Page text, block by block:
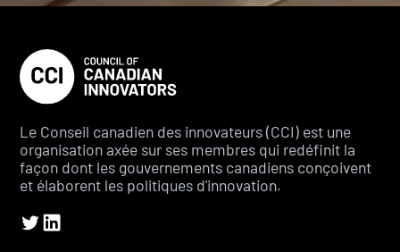
Le Conseil canadien des innovateurs (CCI) est une
organisation axée sur ses membres qui redéfinit la
façon dont les gouvernements canadiens conçoivent
et élaborent les politiques d'innovation.